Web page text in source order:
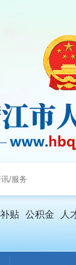
贴 公积金 人